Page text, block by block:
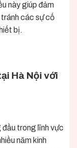
này giúp đảm
các sự cố
bị.
Hà Nội với
đầu trong lĩnh vực
năm kinh